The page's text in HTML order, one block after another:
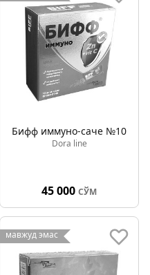
Бифф иммуно-саче №10
Dora line
45 000 СЎМ
мавжуд эмас